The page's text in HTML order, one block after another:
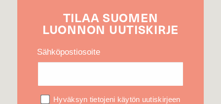
TILAA SUOMEN
LUONNON UUTIS­KIRJE
Sähköpostiosoite
Hyväksyn tietojeni käytön uutiskirjeen